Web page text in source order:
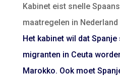
Kabinet eist snelle
maatregelen in Nederland
Het kabinet wil dat
migranten in Ceuta
Marokko. Ook moet